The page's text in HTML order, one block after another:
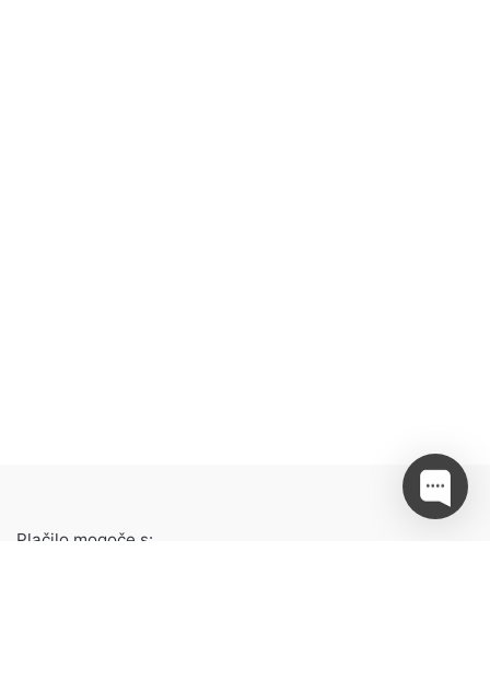
Plačilo mogoče s: